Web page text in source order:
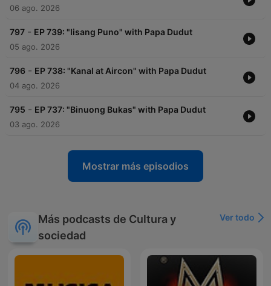
06 ago. 2026
797 - EP 739: "Iisang Puno" with Papa Dudut
05 ago. 2026
796 - EP 738: "Kanal at Aircon" with Papa Dudut
04 ago. 2026
795 - EP 737: "Binuong Bukas" with Papa Dudut
03 ago. 2026
Mostrar más episodios
Más podcasts de Cultura y
sociedad
Ver todo